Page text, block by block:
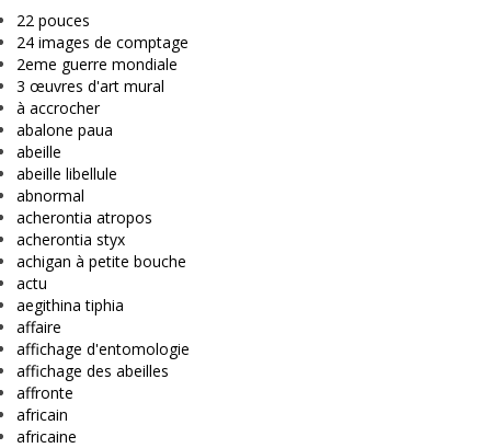
22 pouces
24 images de comptage
2eme guerre mondiale
3 œuvres d'art mural
à accrocher
abalone paua
abeille
abeille libellule
abnormal
acherontia atropos
acherontia styx
achigan à petite bouche
actu
aegithina tiphia
affaire
affichage d'entomologie
affichage des abeilles
affronte
africain
africaine